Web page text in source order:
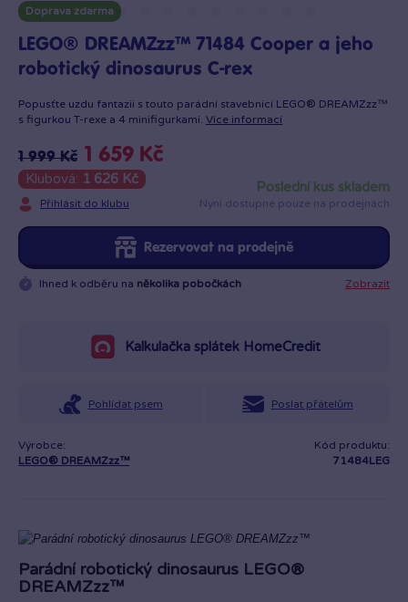
Doprava zdarma
LEGO® DREAMZzz™ 71484 Cooper a jeho
robotický dinosaurus C-rex
Popusťte uzdu fantazii s touto parádní stavebnicí LEGO® DREAMZzz™
s figurkou T-rexe a 4 minifigurkami. Více informací
1 999 Kč 1 659 Kč
Klubová: 1 626 Kč
Přihlásit do klubu
poslední kus skladem
Nyní dostupné pouze na prodejnách
Rezervovat na prodejně
Ihned k odběru na několika pobočkách Zobrazit
Kalkulačka splátek HomeCredit
Pohlídat psem Poslat přátelům
Výrobce:
LEGO® DREAMZzz™
Kód produktu:
71484LEG
Parádní robotický dinosaurus LEGO®
DREAMZzz™